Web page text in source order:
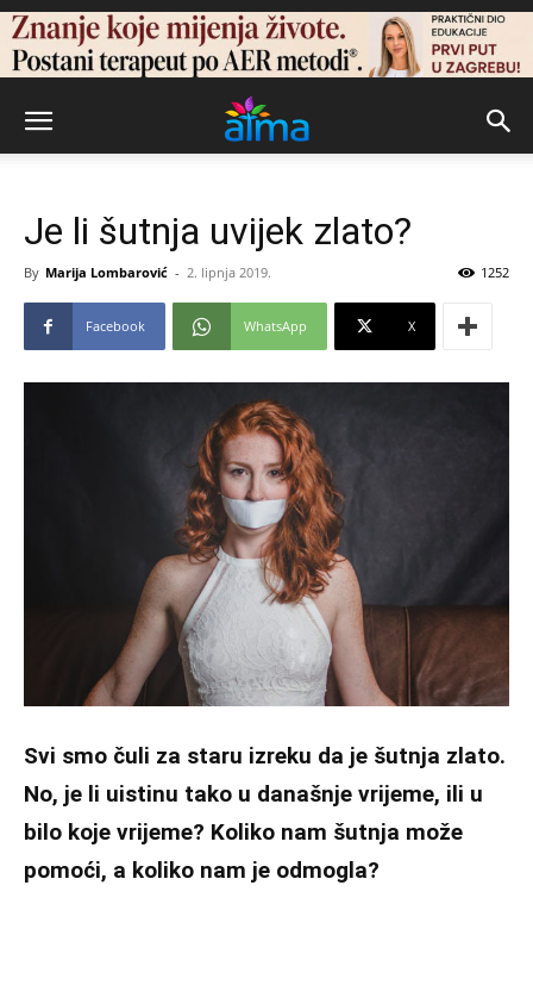
Je li šutnja uvijek zlato?
By Marija Lombarović - 2. lipnja 2019. 1252
Facebook WhatsApp X
Svi smo čuli za staru izreku da je šutnja zlato.
No, je li uistinu tako u današnje vrijeme, ili u
bilo koje vrijeme? Koliko nam šutnja može
pomoći, a koliko nam je odmogla?